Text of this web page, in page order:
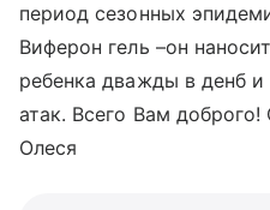
период сезонных
Виферон гель –он
ребенка дважды в денб
атак. Всего Вам
Олеся